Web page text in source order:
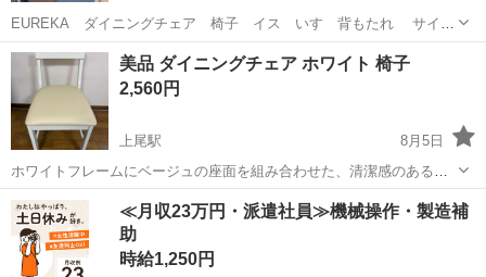
EUREKA ダイニングチェア 椅子 イス いす 背もたれ サイズ
（約）幅42.5×奥46.5×高85 座面高44.5 同一商品4点ございます。
★☆---店舗情報---☆★ 買取GO‼ 栄和店...
埼玉 さいたま市 椅子 現地
美品 ダイニングチェア ホワイト 椅子
2,560円
上尾駅
8月5日
ホワイトフレームにベージュの座面を組み合わせた、清潔感のあるシ
ンプルなデザインのダイニングチェアです。 - タイプ: ダイニングチェ
ア - フレームカラー: ホワイト - 座面カラー: ベージュ - 座面素材: 合成
皮革 ...
埼玉 上尾市 上尾駅 椅子
≪月収23万円・派遣社員≫機械操作・製造補
助
時給1,250円